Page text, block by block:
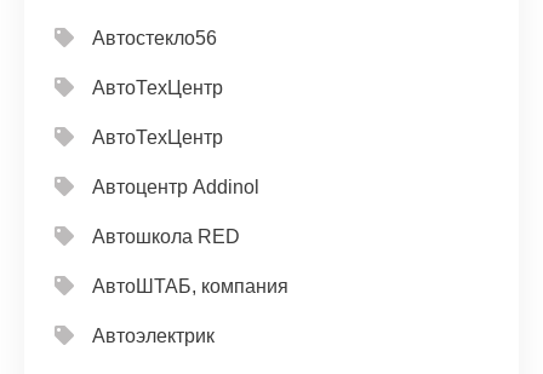
Автостекло56
АвтоТехЦентр
АвтоТехЦентр
Автоцентр Addinol
Автошкола RED
АвтоШТАБ, компания
Автоэлектрик